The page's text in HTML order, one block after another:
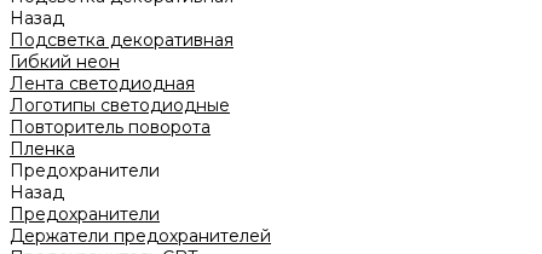
Назад
Подсветка декоративная
Гибкий неон
Лента светодиодная
Логотипы светодиодные
Повторитель поворота
Пленка
Предохранители
Назад
Предохранители
Держатели предохранителей